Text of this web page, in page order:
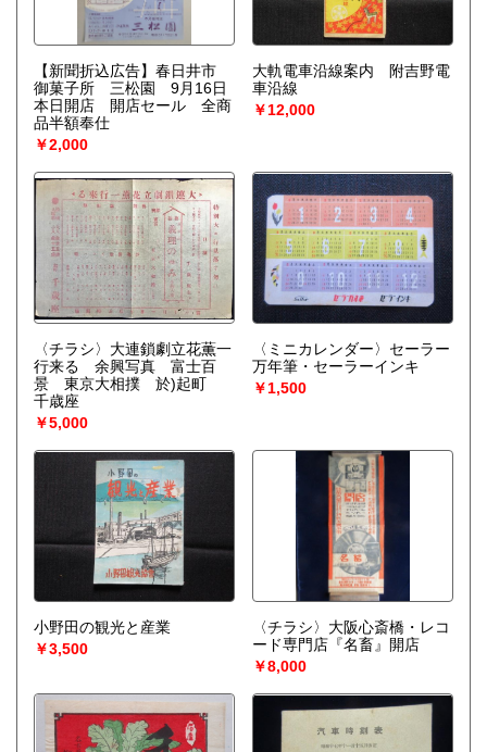
【新聞折込広告】春日井市
御菓子所 三松園 9月16日
本日開店 開店セール 全商
品半額奉仕
￥2,000
大軌電車沿線案内 附吉野電
車沿線
￥12,000
〈チラシ〉大連鎖劇立花薫一
行来る 余興写真 富士百
景 東京大相撲 於)起町
千歳座
￥5,000
〈ミニカレンダー〉セーラー
万年筆・セーラーインキ
￥1,500
小野田の観光と産業
￥3,500
〈チラシ〉大阪心斎橋・レコ
ード専門店『名畜』開店
￥8,000